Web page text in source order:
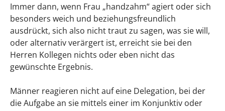
Immer dann, wenn Frau „handzahm“ agiert oder sich
besonders weich und beziehungsfreundlich
ausdrückt, sich also nicht traut zu sagen, was sie will,
oder alternativ verärgert ist, erreicht sie bei den
Herren Kollegen nichts oder eben nicht das
gewünschte Ergebnis.
Männer reagieren nicht auf eine Delegation, bei der
die Aufgabe an sie mittels einer im Konjunktiv oder